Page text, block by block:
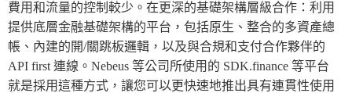
費用和流量的控制較少。在更深的基礎架構層級合作：利用
提供底層金融基礎架構的平台，包括原生、整合的多資產總
帳、內建的開/關跳板邏輯，以及與合規和支付合作夥伴的
API first 連線。Nebeus 等公司所使用的 SDK.finance 等平台
就是採用這種方式，讓您可以更快速地推出具有連貫性使用